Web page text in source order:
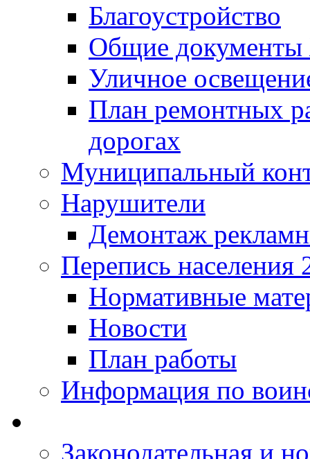
Благоустройство
Общие
Уличное
План ремонтных
дорогах
Муниципальный
Нарушители
Демонтаж
Перепись населения
Нормативные
Новости
План работы
Информация по
Законодательная и